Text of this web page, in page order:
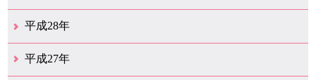
12月（22）
11月（11）
10月（22）
9月（31）
8月（20）
7月（29）
6月（6）
5月（13）
4月（10）
3月（10）
2月（5）
1月（6）
平成28年
12月（15）
11月（12）
10月（12）
9月（21）
8月（11）
7月（18）
6月（16）
5月（27）
4月（49）
3月（37）
2月（12）
1月（9）
平成27年